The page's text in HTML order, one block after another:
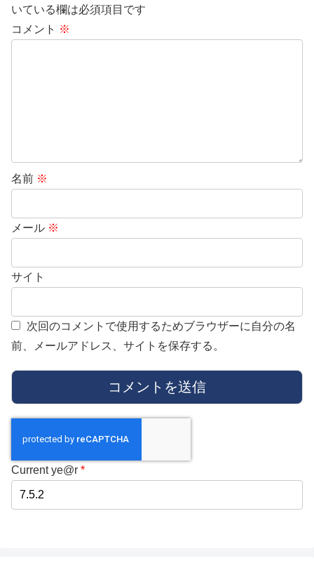
いている欄は必須項目です
コメント ※
名前 ※
メール ※
サイト
次回のコメントで使用するためブラウザーに自分の名
前、メールアドレス、サイトを保存する。
Current ye@r *